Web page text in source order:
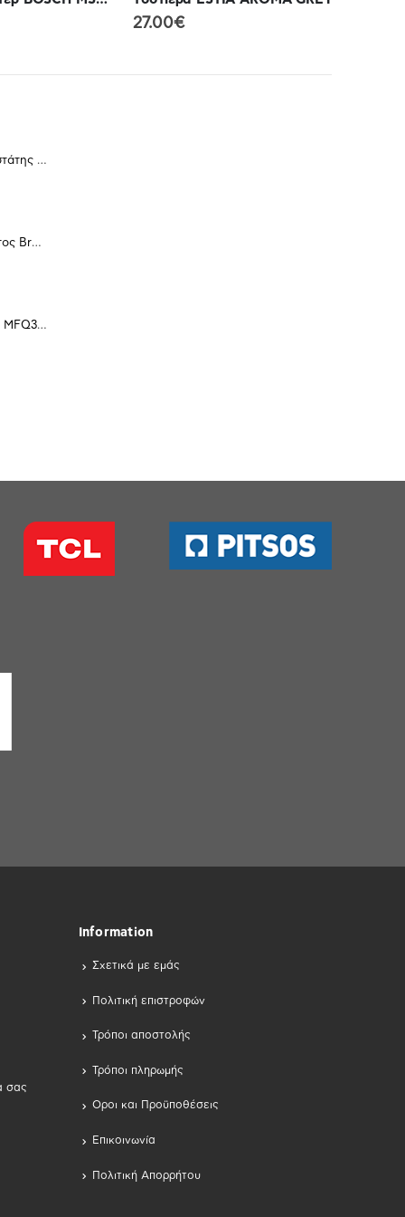
Ανεμιστήρας Ορθοστάτης ATC HF4
Σύστημα Σιδερώματος Braun Carestyle 3 Pro
Μίξερ Χειρός Bosch MFQ36400
σας
Information
Σχετικά με εμάς
Πολιτική επιστροφών
Τρόποι αποστολής
Τρόποι πληρωμής
Οροι και Προϋποθέσεις
Επικοινωνία
Πολιτική Απορρήτου